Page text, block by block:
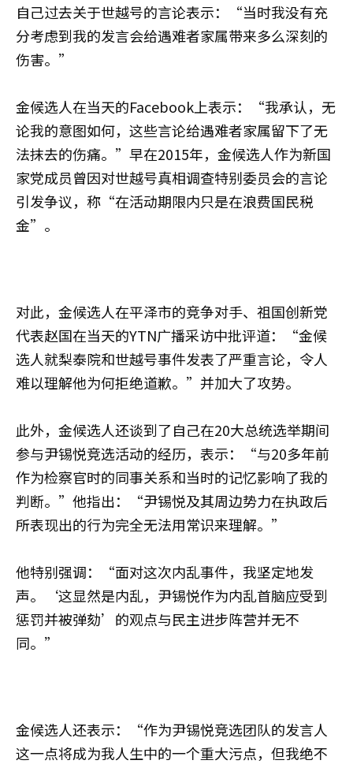
自己过去关于世越号的言论表示：“当时我没有充
分考虑到我的发言会给遇难者家属带来多么深刻的
伤害。”
金候选人在当天的Facebook上表示：“我承认，无
论我的意图如何，这些言论给遇难者家属留下了无
法抹去的伤痛。”早在2015年，金候选人作为新国
家党成员曾因对世越号真相调查特别委员会的言论
引发争议，称“在活动期限内只是在浪费国民税
金”。
对此，金候选人在平泽市的竞争对手、祖国创新党
代表赵国在当天的YTN广播采访中批评道：“金候
选人就梨泰院和世越号事件发表了严重言论，令人
难以理解他为何拒绝道歉。”并加大了攻势。
此外，金候选人还谈到了自己在20大总统选举期间
参与尹锡悦竞选活动的经历，表示：“与20多年前
作为检察官时的同事关系和当时的记忆影响了我的
判断。”他指出：“尹锡悦及其周边势力在执政后
所表现出的行为完全无法用常识来理解。”
他特别强调：“面对这次内乱事件，我坚定地发
声。‘这显然是内乱，尹锡悦作为内乱首脑应受到
惩罚并被弹劾’的观点与民主进步阵营并无不
同。”
金候选人还表示：“作为尹锡悦竞选团队的发言人
这一点将成为我人生中的一个重大污点，但我绝不